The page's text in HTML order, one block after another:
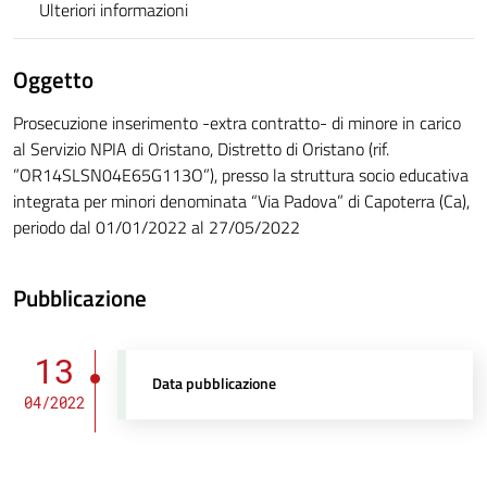
Ulteriori informazioni
Oggetto
Prosecuzione inserimento -extra contratto- di minore in carico
al Servizio NPIA di Oristano, Distretto di Oristano (rif.
”OR14SLSN04E65G113O”), presso la struttura socio educativa
integrata per minori denominata “Via Padova” di Capoterra (Ca),
periodo dal 01/01/2022 al 27/05/2022
Pubblicazione
13
04/2022
Data pubblicazione